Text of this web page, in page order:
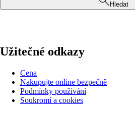
Hledat
Užitečné odkazy
Cena
Nakupujte online bezpečně
Podmínky používání
Soukromí a cookies